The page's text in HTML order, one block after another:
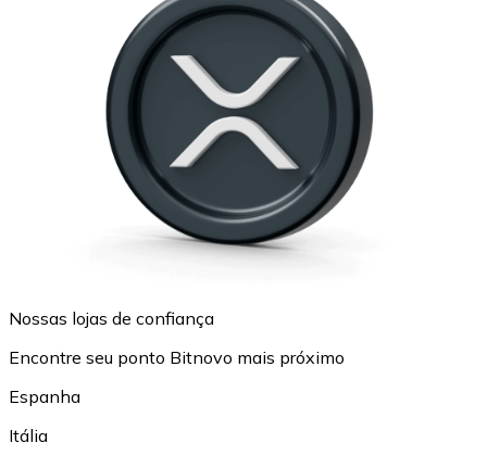
Nossas lojas de confiança
Encontre seu ponto Bitnovo mais próximo
Espanha
Itália